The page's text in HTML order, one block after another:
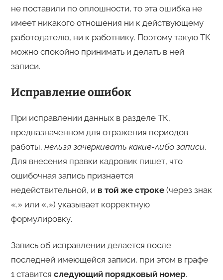
не поставили по оплошности, то эта ошибка не
имеет никакого отношения ни к действующему
работодателю, ни к работнику. Поэтому такую ТК
можно спокойно принимать и делать в ней
записи.
Исправление ошибок
При исправлении данных в разделе ТК,
предназначенном для отражения периодов
работы, нельзя зачеркивать какие-либо записи.
Для внесения правки кадровик пишет, что
ошибочная запись признается
недействительной, и в той же строке(через знак
«.» или «,») указывает корректную
формулировку.
Запись об исправлении делается после
последней имеющейся записи, при этом в графе
1 ставится следующий порядковый номер.